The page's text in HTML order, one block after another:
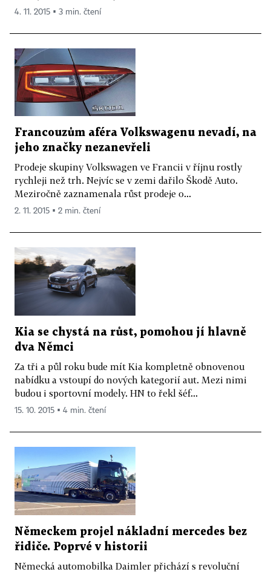
4. 11. 2015 ▪ 3 min. čtení
Francouzům aféra Volkswagenu nevadí, na
jeho značky nezanevřeli
Prodeje skupiny Volkswagen ve Francii v říjnu rostly
rychleji než trh. Nejvíc se v zemi dařilo Škodě Auto.
Meziročně zaznamenala růst prodeje o...
2. 11. 2015 ▪ 2 min. čtení
Kia se chystá na růst, pomohou jí hlavně
dva Němci
Za tři a půl roku bude mít Kia kompletně obnovenou
nabídku a vstoupí do nových kategorií aut. Mezi nimi
budou i sportovní modely. HN to řekl šéf...
15. 10. 2015 ▪ 4 min. čtení
Německem projel nákladní mercedes bez
řidiče. Poprvé v historii
Německá automobilka Daimler přichází s revoluční